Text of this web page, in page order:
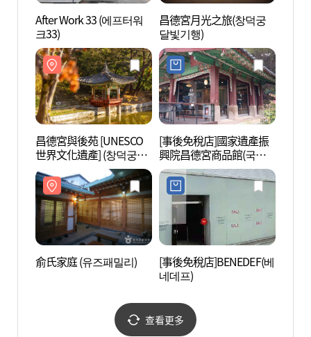
After Work 33 (에프터워
크33)
昌德宮月光之旅(창덕궁
달빛기행)
昌德宮與後苑 [UNESCO
世界文化遺產] (창덕궁과
후원 [유네스코 세계문화
유산])
[事後免稅店]國家遺產振
興院昌德宮商品館(국가
유산진흥원 창덕궁상품
관)
俞氏家庭 (유즈패밀리)
[事後免稅店]BENEDEF(베
네데프)
查看更多